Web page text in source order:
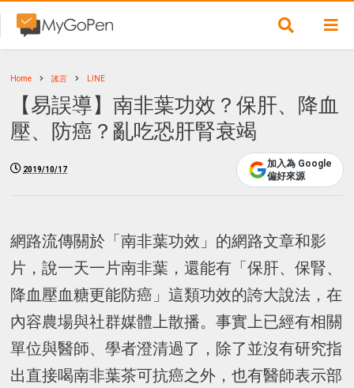
Home 謠言 LINE
【易誤導】南非葉功效？保肝、降血
壓、防癌？亂吃恐肝腎衰竭
2019/10/17
加入為 Google
偏好來源
網路流傳關於「南非葉功效」的網路文章和影
片，說一天一片南非葉，還能有「保肝、保腎、
降血壓血糖更能防癌」這類功效的誇大說法，在
內容農場與社群媒體上散播。事實上已經有相關
單位與醫師、學者澄清過了，除了並沒有研究指
出直接喝南非葉茶可抗癌之外，也有醫師表示部